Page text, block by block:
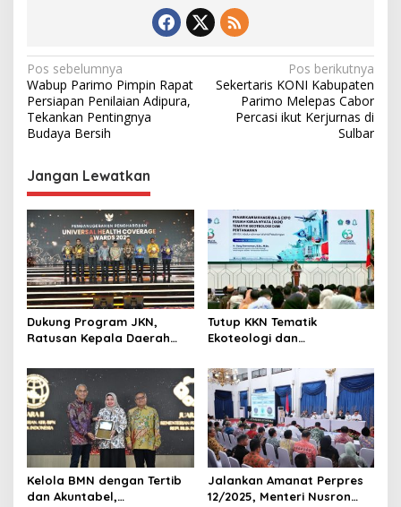
N
a
v
g
a
s
i
p
o
s
Pos sebelumnya
Wabup Parimo Pimpin Rapat
Persiapan Penilaian Adipura,
Tekankan Pentingnya
Budaya Bersih
Pos berikutnya
Sekertaris KONI Kabupaten
Parimo Melepas Cabor
Percasi ikut Kerjurnas di
Sulbar
Jangan Lewatkan
Dukung Program JKN,
Ratusan Kepala Daerah
UHC Awards 2026.
Tutup KKN Tematik
Ekoteologi dan
Apresiasi Peran Mahasiswa
dalam Pencatatan Bidang
Tanah Wakaf
Kelola BMN dengan Tertib
dan Akuntabel,
Jalankan Amanat Perpres
12/2025, Menteri Nusron